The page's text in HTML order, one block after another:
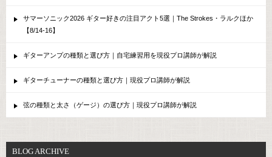
サマーソニック2026 ギター好きの注目アクト5選｜The Strokes・ラルクほか
【8/14-16】
ギターアンプの種類と選び方｜自宅練習用を現役プロ講師が解説
ギターチューナーの種類と選び方｜現役プロ講師が解説
弦の種類と太さ（ゲージ）の選び方｜現役プロ講師が解説
BLOG ARCHIVE